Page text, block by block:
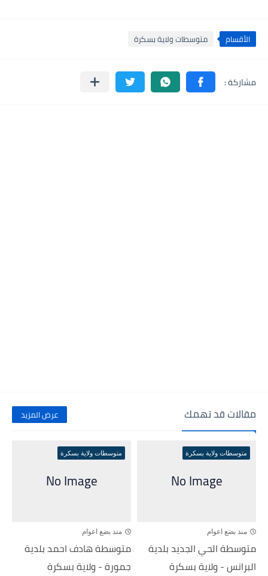
الأقسام متوسطات ولاية بسكرة
مقالات قد تهمك عرض المزيد
متوسطات ولاية بسكرة
منذ بضع اعوام
متوسطة الحي الجديد بلدية
البرانس - ولاية بسكرة
متوسطات ولاية بسكرة
منذ بضع اعوام
متوسطة هادف احمد بلدية
جمورة - ولاية بسكرة